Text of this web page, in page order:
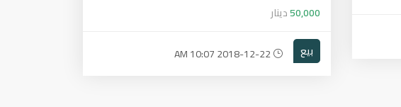
50,000دينار
بيع